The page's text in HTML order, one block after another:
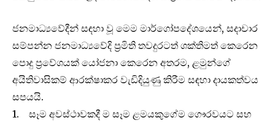
ජනමාධ්‍යවේදීන් සඳහා වූ මෙම මාර්ගෝපදේශයෙන්, සදාචාර
සම්පන්න ජනමාධ්‍යවේදි ප‍්‍රමිති තවදුරටත් ශක්තිමත් කෙරෙන
පොදු ප‍්‍රවේශයක් යෝජනා කෙරෙන අතරම, ළමුන්ගේ
අයිතිවාසිකම් ආරක්ෂාකර වැඩිදියුණු කිරීම සඳහා දායකත්වය
සපයයි.
1. සෑම අවස්ථාවකදී ම සෑම ළමයකුගේම ගෞරවයට සහ